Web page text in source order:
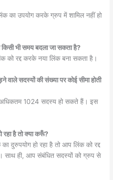
का उपयोग करके ग्रुप में शामिल नहीं हो
किसी भी समय बदला जा सकता है?
को रद्द करके नया लिंक बना सकता है।
सदस्यों की संख्या पर कोई सीमा होती
1024 सदस्य हो सकते हैं। इस
है तो क्या करूँ?
दुरुपयोग हो रहा है तो आप लिंक को रद्द
ही, आप संबंधित सदस्यों को ग्रुप से